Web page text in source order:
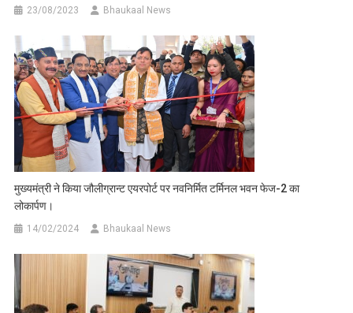
23/08/2023 Bhaukaal News
मुख्यमंत्री ने किया जौलीग्रान्ट एयरपोर्ट पर नवनिर्मित टर्मिनल भवन फेज-2 का
लोकार्पण।
14/02/2024 Bhaukaal News